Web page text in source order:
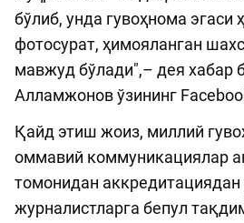
бўлиб, унда гувоҳнома эгаси
фотосурат, ҳимояланган
мавжуд бўлади",– дея хабар
Алламжонов ўзининг
Қайд этиш жоиз, миллий
оммавий коммуникациялар
томонидан аккредитациядан
журналистларга бепул